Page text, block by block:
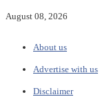
August 08, 2026
About us
Advertise with us
Disclaimer